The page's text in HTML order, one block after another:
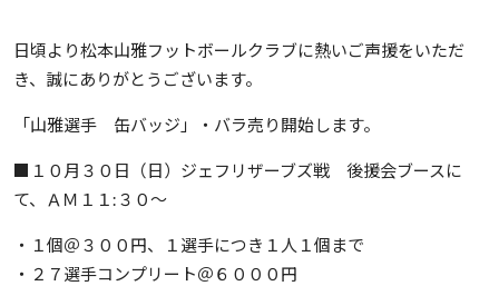
日頃より松本山雅フットボールクラブに熱いご声援をいただ
き、誠にありがとうございます。
「山雅選手 缶バッジ」・バラ売り開始します。
■１０月３０日（日）ジェフリザーブズ戦 後援会ブースに
て、ＡＭ１１:３０～
・１個＠３００円、１選手につき１人１個まで
・２７選手コンプリート＠６０００円